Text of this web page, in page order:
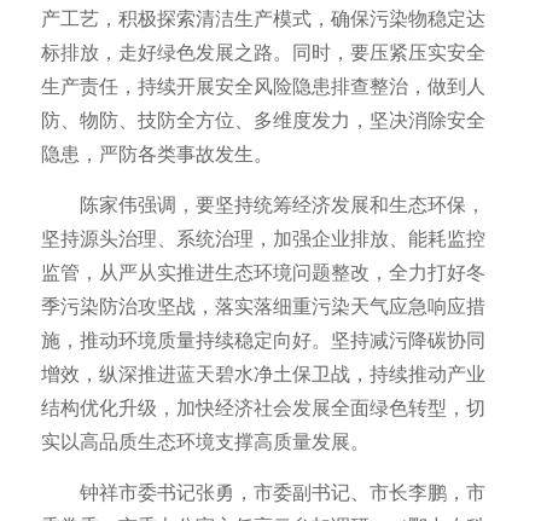
产工艺，积极探索清洁生产模式，确保污染物稳定达
标排放，走好绿色发展之路。同时，要压紧压实安全
生产责任，持续开展安全风险隐患排查整治，做到人
防、物防、技防全方位、多维度发力，坚决消除安全
隐患，严防各类事故发生。
陈家伟强调，要坚持统筹经济发展和生态环保，
坚持源头治理、系统治理，加强企业排放、能耗监控
监管，从严从实推进生态环境问题整改，全力打好冬
季污染防治攻坚战，落实落细重污染天气应急响应措
施，推动环境质量持续稳定向好。坚持减污降碳协同
增效，纵深推进蓝天碧水净土保卫战，持续推动产业
结构优化升级，加快经济社会发展全面绿色转型，切
实以高品质生态环境支撑高质量发展。
钟祥市委书记张勇，市委副书记、市长李鹏，市